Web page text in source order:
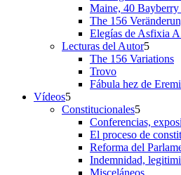
Maine, 40 Bayberry
The 156
Elegías de Asfixia
Lecturas del Autor
The 156 Variations
Trovo
Fábula hez de
Vídeos
Constitucionales
Conferencias,
El proceso de
Reforma del
Indemnidad,
Misceláneos